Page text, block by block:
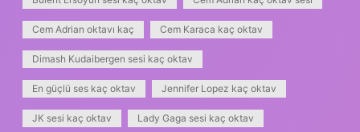
Cem Adrian oktavı kaç Cem Karaca kaç oktav
Dimash Kudaibergen sesi kaç oktav
En güçlü ses kaç oktav Jennifer Lopez kaç oktav
JK sesi kaç oktav Lady Gaga sesi kaç oktav